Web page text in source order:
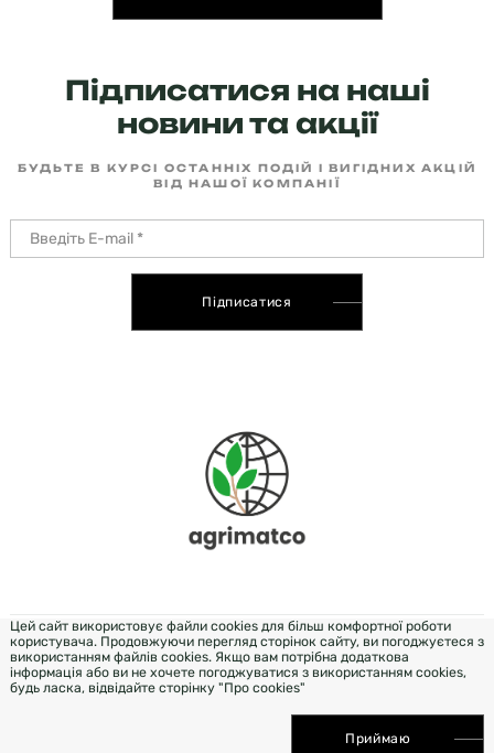
Підписатися на наші
новини та акції
БУДЬТЕ В КУРСІ ОСТАННІХ ПОДІЙ І ВИГІДНИХ АКЦІЙ
ВІД НАШОЇ КОМПАНІЇ
Підписатися
DEVELOPMENT & DESIGN - WEZOM
Цей сайт використовує файли cookies для більш комфортної роботи
користувача. Продовжуючи перегляд сторінок сайту, ви погоджуєтеся з
використанням файлів cookies. Якщо вам потрібна додаткова
інформація або ви не хочете погоджуватися з використанням cookies,
будь ласка, відвідайте сторінку "Про cookies"
Приймаю